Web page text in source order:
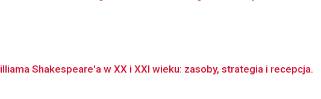
Shakespeare'a w XX i XXI wieku: zasoby, strategia i recepcja.